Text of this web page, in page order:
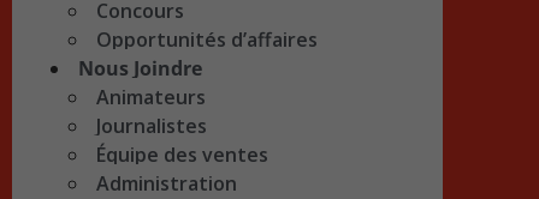
Concours
Opportunités d’affaires
Nous Joindre
Animateurs
Journalistes
Équipe des ventes
Administration